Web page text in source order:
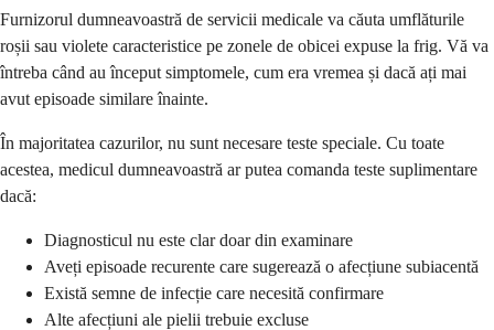
Furnizorul dumneavoastră de servicii medicale va căuta umflăturile
roșii sau violete caracteristice pe zonele de obicei expuse la frig. Vă va
întreba când au început simptomele, cum era vremea și dacă ați mai
avut episoade similare înainte.
În majoritatea cazurilor, nu sunt necesare teste speciale. Cu toate
acestea, medicul dumneavoastră ar putea comanda teste suplimentare
dacă:
Diagnosticul nu este clar doar din examinare
Aveți episoade recurente care sugerează o afecțiune subiacentă
Există semne de infecție care necesită confirmare
Alte afecțiuni ale pielii trebuie excluse